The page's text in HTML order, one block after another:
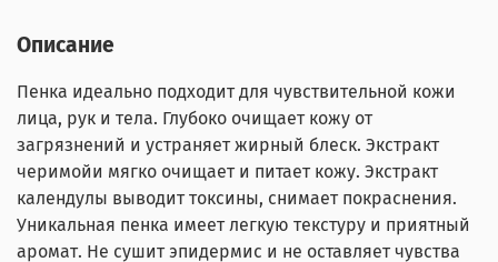
Описание
Пенка идеально подходит для чувствительной кожи
лица, рук и тела. Глубоко очищает кожу от
загрязнений и устраняет жирный блеск. Экстракт
черимойи мягко очищает и питает кожу. Экстракт
календулы выводит токсины, снимает покраснения.
Уникальная пенка имеет легкую текстуру и приятный
аромат. Не сушит эпидермис и не оставляет чувства